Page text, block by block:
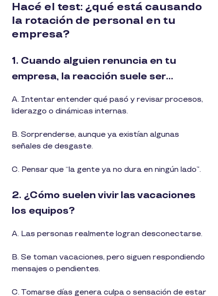
Hacé el test: ¿qué está causando
la rotación de personal en tu
empresa?
1. Cuando alguien renuncia en tu
empresa, la reacción suele ser…
A. Intentar entender qué pasó y revisar procesos,
liderazgo o dinámicas internas.
B. Sorprenderse, aunque ya existían algunas
señales de desgaste.
C. Pensar que “la gente ya no dura en ningún lado”.
2. ¿Cómo suelen vivir las vacaciones
los equipos?
A. Las personas realmente logran desconectarse.
B. Se toman vacaciones, pero siguen respondiendo
mensajes o pendientes.
C. Tomarse días genera culpa o sensación de estar